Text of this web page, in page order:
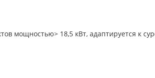
мощностью> 18,5 кВт, адаптируется к